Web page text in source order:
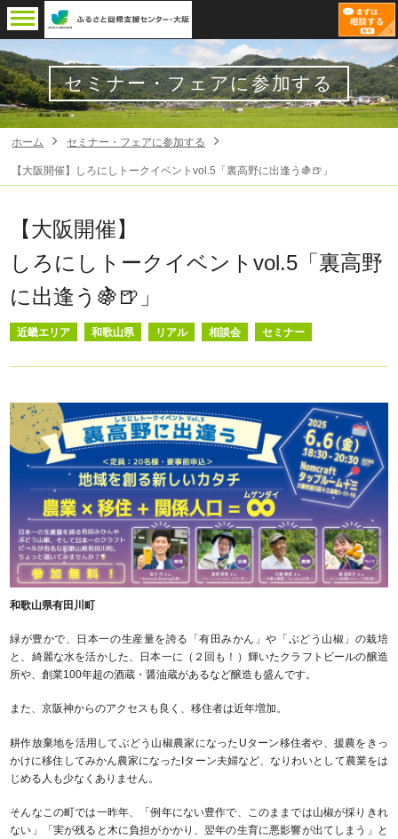
セミナー・フェアに参加する
ホーム セミナー・フェアに参加する
【大阪開催】しろにしトークイベントvol.5「裏高野に出逢う🍇🍺」
【大阪開催】
しろにしトークイベントvol.5「裏高野
に出逢う🍇🍺」
近畿エリア 和歌山県 リアル 相談会 セミナー
和歌山県有田川町
緑が豊かで、日本一の生産量を誇る「有田みかん」や「ぶどう山椒」の栽培
と、綺麗な水を活かした、日本一に（２回も！）輝いたクラフトビールの醸造
所や、創業100年超の酒蔵・醤油蔵があるなど醸造も盛んです。
また、京阪神からのアクセスも良く、移住者は近年増加。
耕作放棄地を活用してぶどう山椒農家になったUターン移住者や、援農をきっ
かけに移住してみかん農家になったIターン夫婦など、なりわいとして農業をは
じめる人も少なくありません。
そんなこの町では一昨年、「例年にない豊作で、このままでは山椒が採りきれ
ない」「実が残ると木に負担がかかり、翌年の生育に悪影響が出てしまう」と